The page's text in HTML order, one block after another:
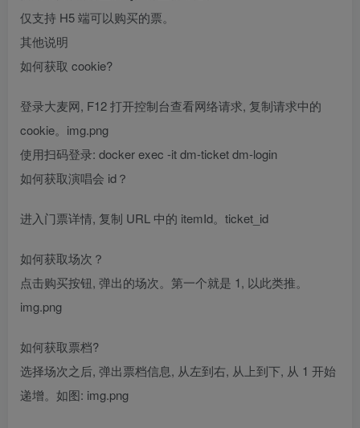
仅支持 H5 端可以购买的票。
其他说明
如何获取 cookie?
登录大麦网, F12 打开控制台查看网络请求, 复制请求中的
cookie。img.png
使用扫码登录: docker exec -it dm-ticket dm-login
如何获取演唱会 id？
进入门票详情, 复制 URL 中的 itemId。ticket_id
如何获取场次？
点击购买按钮, 弹出的场次。第一个就是 1, 以此类推。
img.png
如何获取票档?
选择场次之后, 弹出票档信息, 从左到右, 从上到下, 从 1 开始
递增。如图: img.png